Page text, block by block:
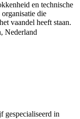
en technische
die
vaandel heeft staan.
Nederland
gespecialiseerd in